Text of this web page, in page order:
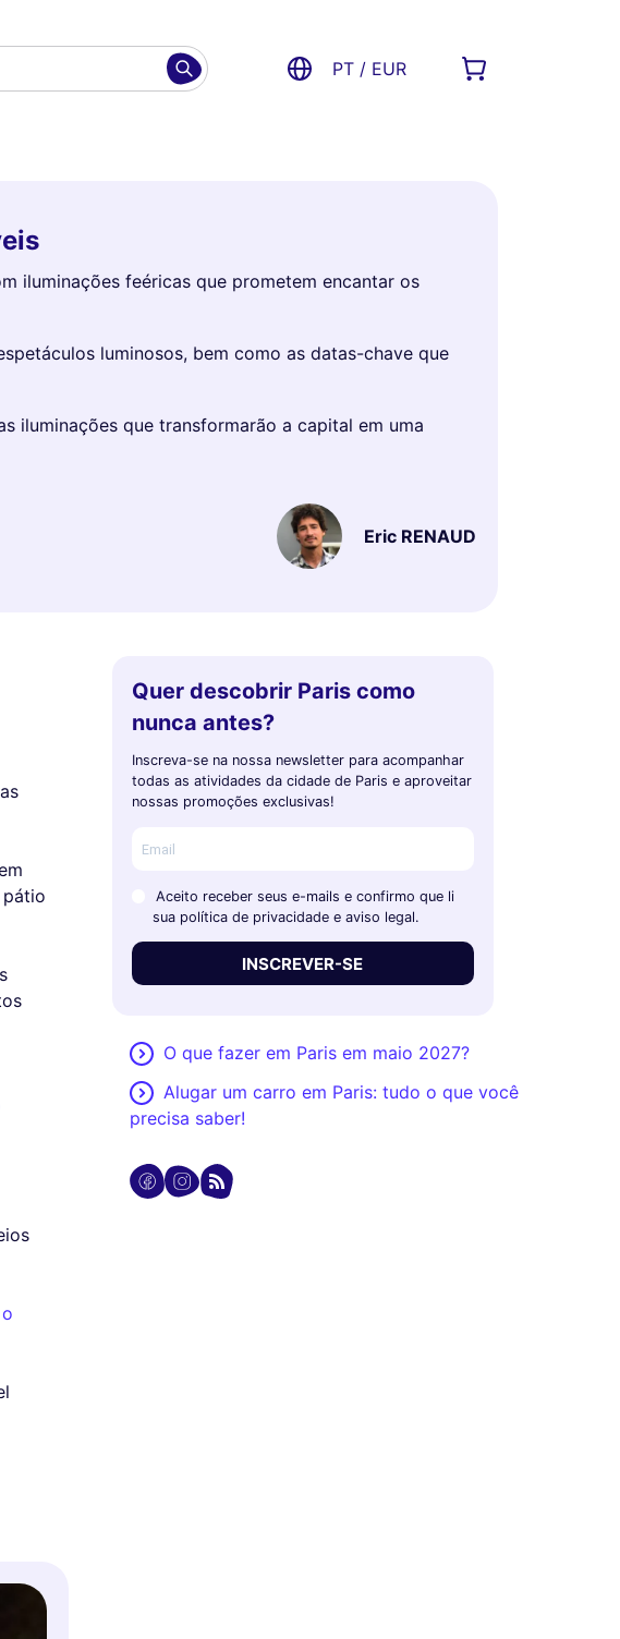
PT / EUR
iluminações feéricas que prometem encantar os
luminosos, bem como as datas-chave que
iluminações que transformarão a capital em uma
Eric RENAUD
pátio
o
Quer descobrir Paris como
nunca antes?
Inscreva-se na nossa newsletter para acompanhar
todas as atividades da cidade de Paris e aproveitar
nossas promoções exclusivas!
Aceito receber seus e-mails e confirmo que li
sua política de privacidade e aviso legal.
INSCREVER-SE
O que fazer em Paris em maio 2027?
Alugar um carro em Paris: tudo o que você
precisa saber!